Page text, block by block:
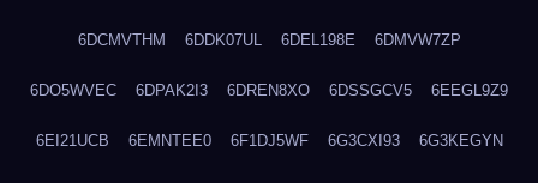
6DCMVTHM 6DDK07UL 6DEL198E 6DMVW7ZP
6DO5WVEC 6DPAK2I3 6DREN8XO 6DSSGCV5 6EEGL9Z9
6EI21UCB 6EMNTEE0 6F1DJ5WF 6G3CXI93 6G3KEGYN